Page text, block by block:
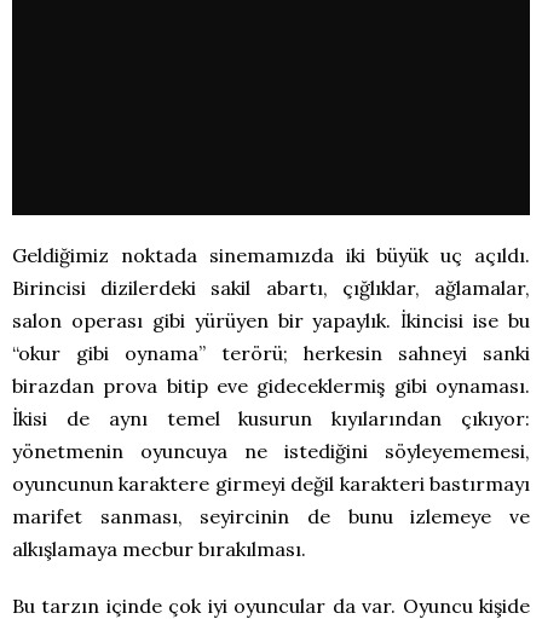
Geldiğimiz noktada sinemamızda iki büyük uç açıldı.
Birincisi dizilerdeki sakil abartı, çığlıklar, ağlamalar,
salon operası gibi yürüyen bir yapaylık. İkincisi ise bu
“okur gibi oynama” terörü; herkesin sahneyi sanki
birazdan prova bitip eve gideceklermiş gibi oynaması.
İkisi de aynı temel kusurun kıyılarından çıkıyor:
yönetmenin oyuncuya ne istediğini söyleyememesi,
oyuncunun karaktere girmeyi değil karakteri bastırmayı
marifet sanması, seyircinin de bunu izlemeye ve
alkışlamaya mecbur bırakılması.
Bu tarzın içinde çok iyi oyuncular da var. Oyuncu kişide